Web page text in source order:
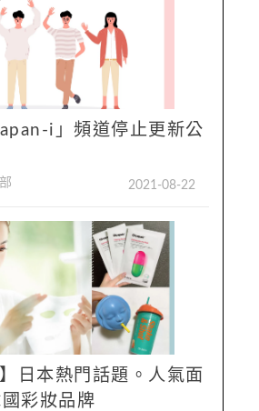
i」頻道停止更新公
2021-08-22
日本熱門話題。人氣面
彩妝品牌